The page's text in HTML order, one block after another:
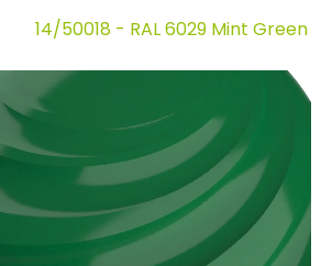
14/50018 - RAL 6029 Mint Green